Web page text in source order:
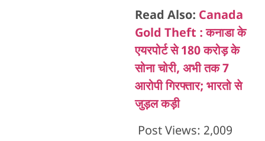
Read Also: Canada
Gold Theft : कनाडा के
एयरपोर्ट से 180 करोड़ के
सोना चोरी, अभी तक 7
आरोपी गिरफ्तार; भारतो से
जुड़ल कड़ी
Post Views: 2,009